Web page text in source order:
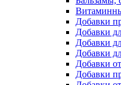
Добавки
Добавки
Добавки
Добавки
Добавки
Добавки